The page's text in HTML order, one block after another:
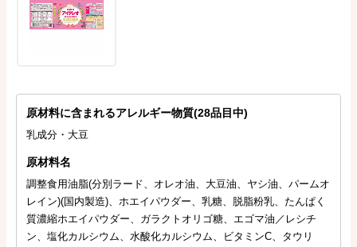
原材料に含まれるアレルギー物質(28品目中)
乳成分・大豆
原材料名
調整食用油脂(分別ラード、オレオ油、大豆油、ヤシ油、パームオ
レイン)(国内製造)、ホエイパウダー、乳糖、脱脂粉乳、たんぱく
質濃縮ホエイパウダー、ガラクトオリゴ糖、エゴマ油／レシチ
ン、塩化カルシウム、水酸化カルシウム、ビタミンC、タウリ